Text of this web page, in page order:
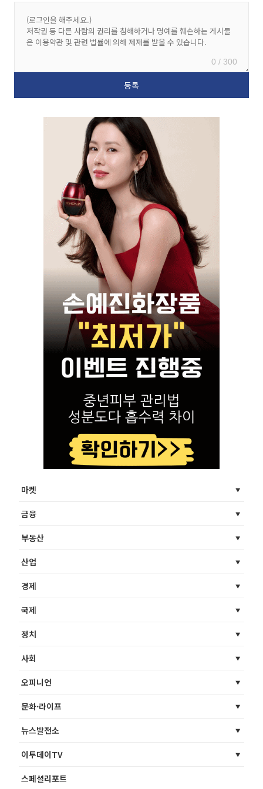
0 / 300
마켓
금융
부동산
산업
경제
국제
정치
사회
오피니언
문화·라이프
뉴스발전소
이투데이TV
스페셜리포트